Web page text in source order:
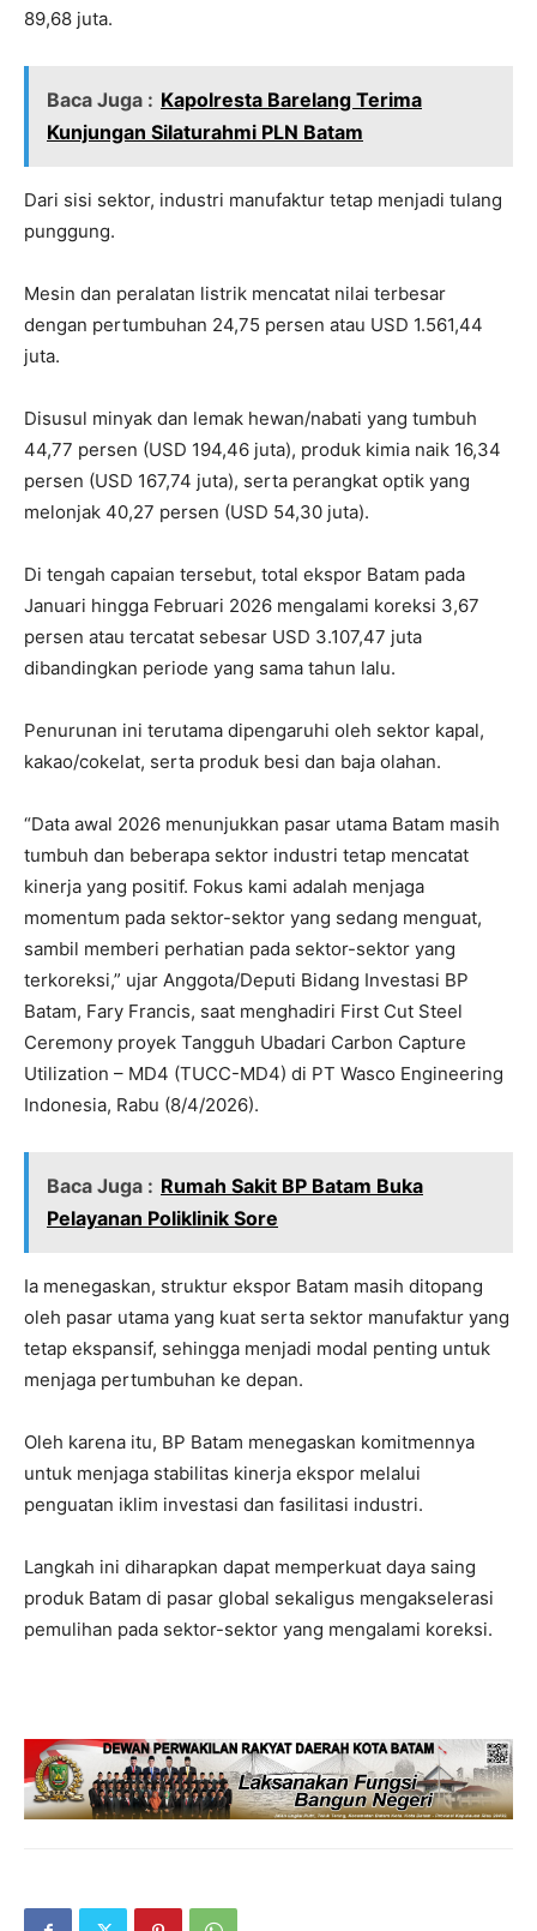
89,68 juta.
Baca Juga : Kapolresta Barelang Terima
Kunjungan Silaturahmi PLN Batam
Dari sisi sektor, industri manufaktur tetap menjadi tulang
punggung.
Mesin dan peralatan listrik mencatat nilai terbesar
dengan pertumbuhan 24,75 persen atau USD 1.561,44
juta.
Disusul minyak dan lemak hewan/nabati yang tumbuh
44,77 persen (USD 194,46 juta), produk kimia naik 16,34
persen (USD 167,74 juta), serta perangkat optik yang
melonjak 40,27 persen (USD 54,30 juta).
Di tengah capaian tersebut, total ekspor Batam pada
Januari hingga Februari 2026 mengalami koreksi 3,67
persen atau tercatat sebesar USD 3.107,47 juta
dibandingkan periode yang sama tahun lalu.
Penurunan ini terutama dipengaruhi oleh sektor kapal,
kakao/cokelat, serta produk besi dan baja olahan.
“Data awal 2026 menunjukkan pasar utama Batam masih
tumbuh dan beberapa sektor industri tetap mencatat
kinerja yang positif. Fokus kami adalah menjaga
momentum pada sektor-sektor yang sedang menguat,
sambil memberi perhatian pada sektor-sektor yang
terkoreksi,” ujar Anggota/Deputi Bidang Investasi BP
Batam, Fary Francis, saat menghadiri First Cut Steel
Ceremony proyek Tangguh Ubadari Carbon Capture
Utilization – MD4 (TUCC-MD4) di PT Wasco Engineering
Indonesia, Rabu (8/4/2026).
Baca Juga : Rumah Sakit BP Batam Buka
Pelayanan Poliklinik Sore
Ia menegaskan, struktur ekspor Batam masih ditopang
oleh pasar utama yang kuat serta sektor manufaktur yang
tetap ekspansif, sehingga menjadi modal penting untuk
menjaga pertumbuhan ke depan.
Oleh karena itu, BP Batam menegaskan komitmennya
untuk menjaga stabilitas kinerja ekspor melalui
penguatan iklim investasi dan fasilitasi industri.
Langkah ini diharapkan dapat memperkuat daya saing
produk Batam di pasar global sekaligus mengakselerasi
pemulihan pada sektor-sektor yang mengalami koreksi.